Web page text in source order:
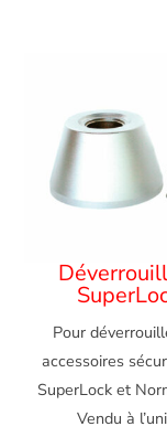
Pour
accessoires
SuperLock et
Vendu à